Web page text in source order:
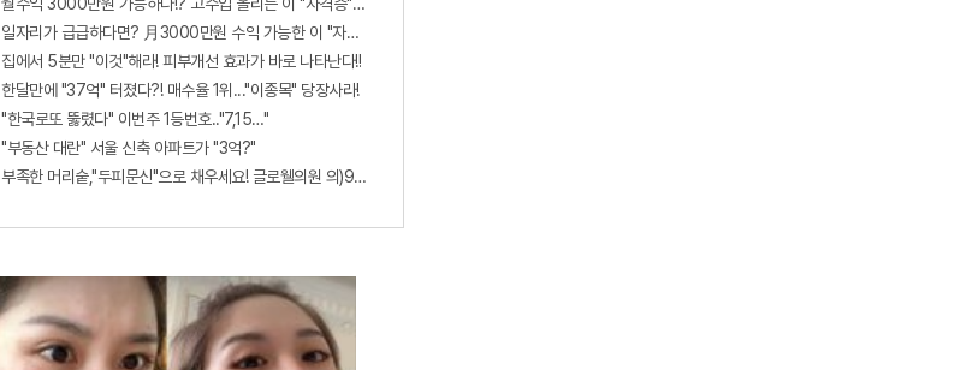
일자리가 급급하다면? 月3000만원 수익 가능한 이 "자격증" 주목받고 있어..
집에서 5분만 "이것"해라! 피부개선 효과가 바로 나타난다!!
한달만에 "37억" 터졌다?! 매수율 1위..."이종목" 당장사라!
"한국로또 뚫렸다" 이번주 1등번호.."7,15…"
"부동산 대란" 서울 신축 아파트가 "3억?"
부족한 머리숱,"두피문신"으로 채우세요! 글로웰의원 의)96837